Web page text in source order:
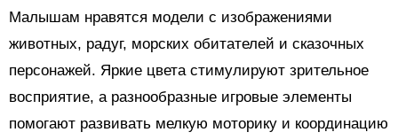
Малышам нравятся модели с изображениями
животных, радуг, морских обитателей и сказочных
персонажей. Яркие цвета стимулируют зрительное
восприятие, а разнообразные игровые элементы
помогают развивать мелкую моторику и координацию